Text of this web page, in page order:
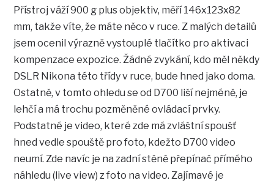
Přístroj váží 900 g plus objektiv, měří 146x123x82
mm, takže víte, že máte něco v ruce. Z malých detailů
jsem ocenil výrazně vystouplé tlačítko pro aktivaci
kompenzace expozice. Žádné zvykání, kdo měl někdy
DSLR Nikona této třídy v ruce, bude hned jako doma.
Ostatně, v tomto ohledu se od D700 liší nejméně, je
lehčí a má trochu pozměněné ovládací prvky.
Podstatné je video, které zde má zvláštní spoušť
hned vedle spouště pro foto, kdežto D700 video
neumí. Zde navíc je na zadní stěně přepínač přímého
náhledu (live view) z foto na video. Zajímavé je